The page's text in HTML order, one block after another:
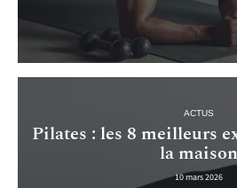
ACTUS
Pilates : les 8 meilleurs
la maison
10 mars 2026